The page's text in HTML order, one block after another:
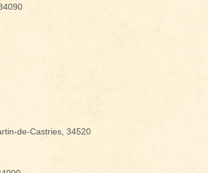
de-Castries, 34520